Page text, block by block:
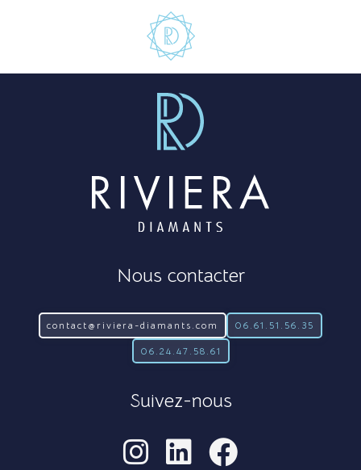
Nous contacter
contact@riviera-diamants.com 06.61.51.56.35
06.24.47.58.61
Suivez-nous